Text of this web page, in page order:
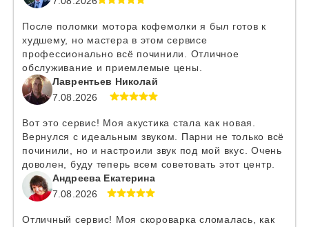
После поломки мотора кофемолки я был готов к
худшему, но мастера в этом сервисе
профессионально всё починили. Отличное
обслуживание и приемлемые цены.
Лаврентьев Николай
7.08.2026
Вот это сервис! Моя акустика стала как новая.
Вернулся с идеальным звуком. Парни не только всё
починили, но и настроили звук под мой вкус. Очень
доволен, буду теперь всем советовать этот центр.
Андреева Екатерина
7.08.2026
Отличный сервис! Моя скороварка сломалась, как